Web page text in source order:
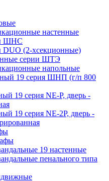
настенные
ШНС
(2-хсекционные)
серии ШТЭ
напольные
19 серия ШНП (г/п 800
19 серия NE-P, дверь -
19 серия NE-2P, дверь -
19 настенные
пенального типа